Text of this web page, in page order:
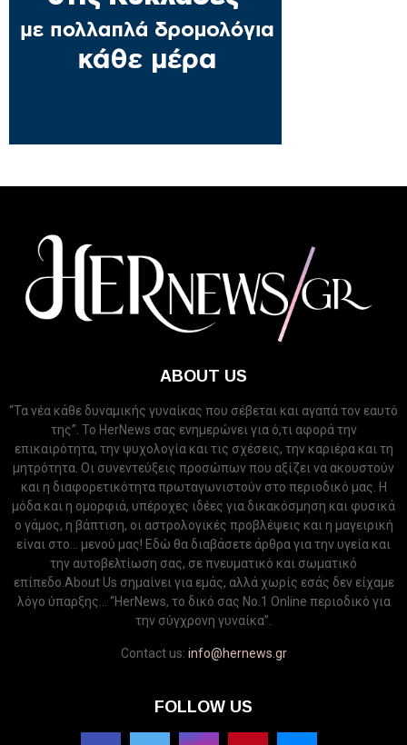
ABOUT US
“Τα νέα κάθε δυναμικής γυναίκας που σέβεται και αγαπά τον εαυτό
της”. Το HerNews σας ενημερώνει για ό,τι αφορά την
επικαιρότητα, την ψυχολογία και τις σχέσεις, την καριέρα και τη
μητρότητα. Οι συνεντεύξεις προσώπων που αξίζει να ακουστούν
και η διαφορετικότητα πρωταγωνιστούν στο περιοδικό μας. Η
μόδα και η ομορφιά, υπέροχες ιδέες για δικακόσμηση και φυσικά
ο γάμος, η βάπτιση, οι αστρολογικές προβλέψεις και η μαγειρική
είναι στο... μενού μας! Εδώ θα διαβάσετε άρθρα για την υγεία και
την αυτοβελτίωση σας, σε πνευματικό και σωματικό
επίπεδο.About Us σημαίνει για εμάς, αλλά χωρίς εσάς δεν είχαμε
λόγο ύπαρξης... “HerNews, το δικό σας Νo.1 Online περιοδικό για
την σύγχρονη γυναίκα”.
Contact us: info@hernews.gr
FOLLOW US